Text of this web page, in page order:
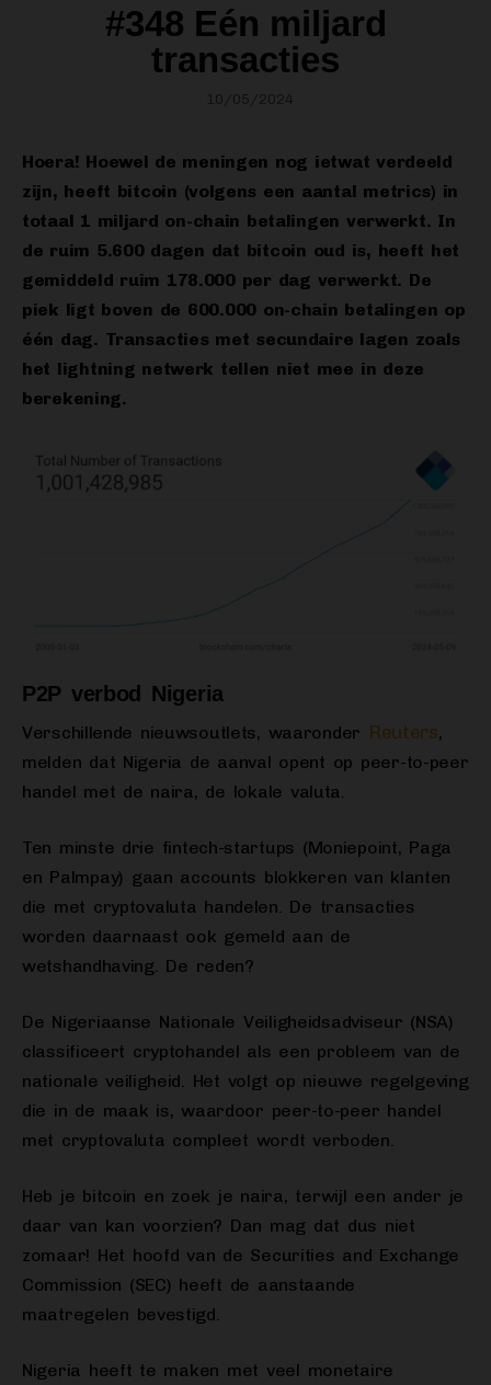
#348 Eén miljard
transacties
10/05/2024
Hoera! Hoewel de meningen nog ietwat verdeeld
zijn, heeft bitcoin (volgens een aantal metrics) in
totaal 1 miljard on-chain betalingen verwerkt. In
de ruim 5.600 dagen dat bitcoin oud is, heeft het
gemiddeld ruim 178.000 per dag verwerkt. De
piek ligt boven de 600.000 on-chain betalingen op
één dag. Transacties met secundaire lagen zoals
het lightning netwerk tellen niet mee in deze
berekening.
P2P verbod Nigeria
Verschillende nieuwsoutlets, waaronder Reuters,
melden dat Nigeria de aanval opent op peer-to-peer
handel met de naira, de lokale valuta.
Ten minste drie fintech-startups (Moniepoint, Paga
en Palmpay) gaan accounts blokkeren van klanten
die met cryptovaluta handelen. De transacties
worden daarnaast ook gemeld aan de
wetshandhaving. De reden?
De Nigeriaanse Nationale Veiligheidsadviseur (NSA)
classificeert cryptohandel als een probleem van de
nationale veiligheid. Het volgt op nieuwe regelgeving
die in de maak is, waardoor peer-to-peer handel
met cryptovaluta compleet wordt verboden.
Heb je bitcoin en zoek je naira, terwijl een ander je
daar van kan voorzien? Dan mag dat dus niet
zomaar! Het hoofd van de Securities and Exchange
Commission (SEC) heeft de aanstaande
maatregelen bevestigd.
Nigeria heeft te maken met veel monetaire